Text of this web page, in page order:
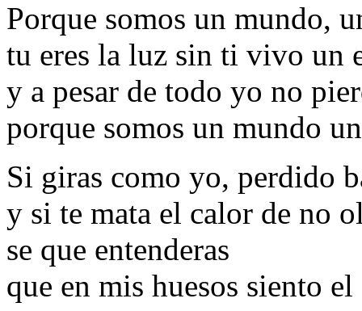
Porque somos un mundo,
tu eres la luz sin ti vivo un
y a pesar de todo yo no
porque somos un mundo
Si giras como yo, perdido
y si te mata el calor de no
se que entenderas
que en mis huesos siento